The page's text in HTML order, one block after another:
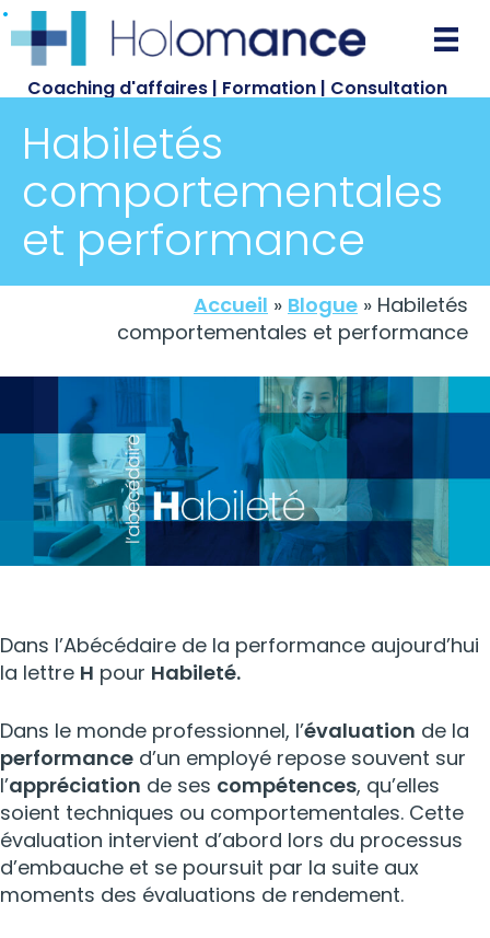
Passer
au
contenu
principal
Coaching d'affaires | Formation | Consultation
Habiletés
comportementales
et performance
Accueil » Blogue » Habiletés
comportementales et performance
Dans l’Abécédaire de la performance aujourd’hui
la lettre H pour Habileté.
Dans le monde professionnel, l’évaluation de la
performance d’un employé repose souvent sur
l’appréciation de ses compétences, qu’elles
soient techniques ou comportementales. Cette
évaluation intervient d’abord lors du processus
d’embauche et se poursuit par la suite aux
moments des évaluations de rendement.